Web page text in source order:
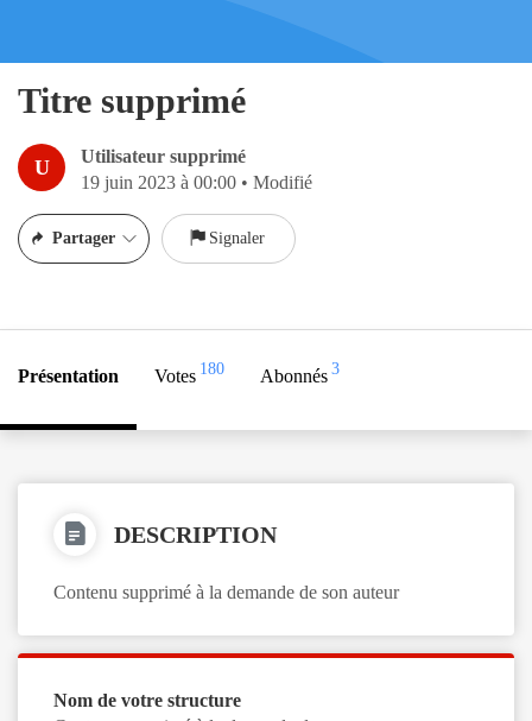
Titre supprimé
U
Utilisateur supprimé
19 juin 2023 à 00:00 • Modifié
Partager Signaler
Présentation Votes 180 Abonnés 3
DESCRIPTION
Contenu supprimé à la demande de son auteur
Nom de votre structure